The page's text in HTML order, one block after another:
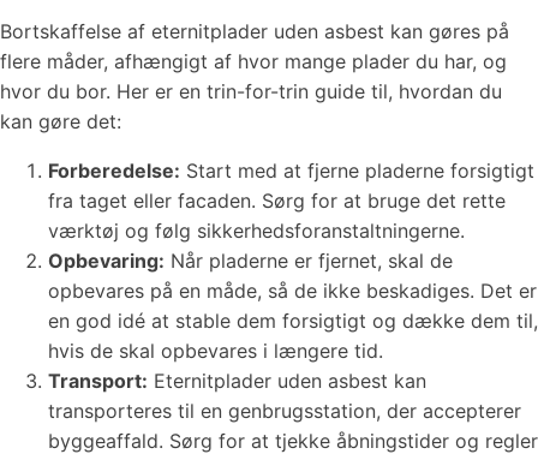
Bortskaffelse af eternitplader uden asbest kan gøres på
flere måder, afhængigt af hvor mange plader du har, og
hvor du bor. Her er en trin-for-trin guide til, hvordan du
kan gøre det:
Forberedelse: Start med at fjerne pladerne forsigtigt
fra taget eller facaden. Sørg for at bruge det rette
værktøj og følg sikkerhedsforanstaltningerne.
Opbevaring: Når pladerne er fjernet, skal de
opbevares på en måde, så de ikke beskadiges. Det er
en god idé at stable dem forsigtigt og dække dem til,
hvis de skal opbevares i længere tid.
Transport: Eternitplader uden asbest kan
transporteres til en genbrugsstation, der accepterer
byggeaffald. Sørg for at tjekke åbningstider og regler